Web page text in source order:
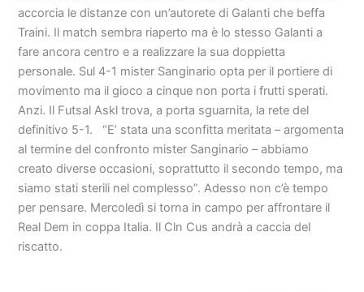
accorcia le distanze con un’autorete di Galanti che beffa
Traini. Il match sembra riaperto ma è lo stesso Galanti a
fare ancora centro e a realizzare la sua doppietta
personale. Sul 4-1 mister Sanginario opta per il portiere di
movimento ma il gioco a cinque non porta i frutti sperati.
Anzi. Il Futsal Askl trova, a porta sguarnita, la rete del
definitivo 5-1. “E’ stata una sconfitta meritata – argomenta
al termine del confronto mister Sanginario – abbiamo
creato diverse occasioni, soprattutto il secondo tempo, ma
siamo stati sterili nel complesso”. Adesso non c’è tempo
per pensare. Mercoledì si torna in campo per affrontare il
Real Dem in coppa Italia. Il Cln Cus andrà a caccia del
riscatto.